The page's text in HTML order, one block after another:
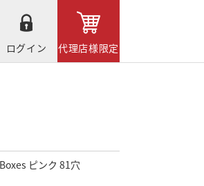
ログイン
代理店様限定
ピンク 81穴